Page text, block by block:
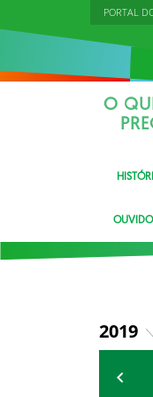
PORTAL
O
2019
2018